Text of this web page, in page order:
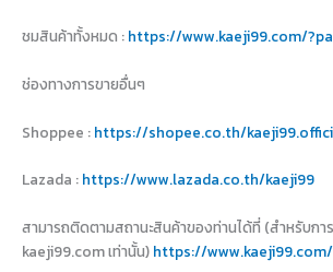
ชมสินค้าทั้งหมด : https://www.kaeji99.com/
ช่องทางการขายอื่นๆ
Shoppee : https://shopee.co.th/
Lazada : https://www.lazada.co.th/kaeji99
สามารถติดตามสถานะสินค้าของท่านได้ที่ (สำหรับก
kaeji99.com เท่านั้น) https://